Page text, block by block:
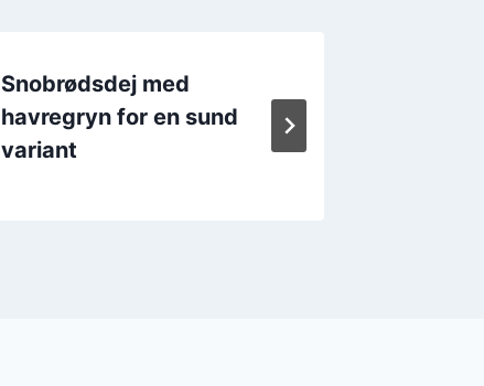
Snobrødsdej med
havregryn for en sund
variant